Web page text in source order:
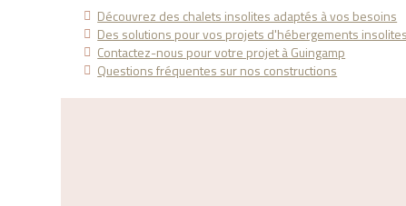
Découvrez des chalets insolites adaptés à vos besoins
Des solutions pour vos projets d'hébergements insolites
Contactez-nous pour votre projet à Guingamp
Questions fréquentes sur nos constructions